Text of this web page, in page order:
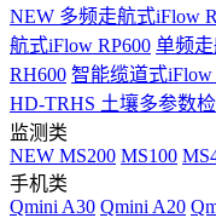
NEW 多频走航式iFlow
航式iFlow RP600 单频走
RH600 智能缆道式iFlow
HD-TRHS 土壤多参数
监测类
NEW MS200 MS100
手机类
Qmini A30 Qmini A20